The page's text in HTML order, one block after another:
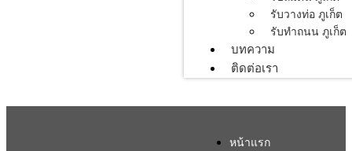
รับวางท่อ ภูเก็ต
รับทำถนน ภูเก็ต
บทความ
ติดต่อเรา
หน้าแรก